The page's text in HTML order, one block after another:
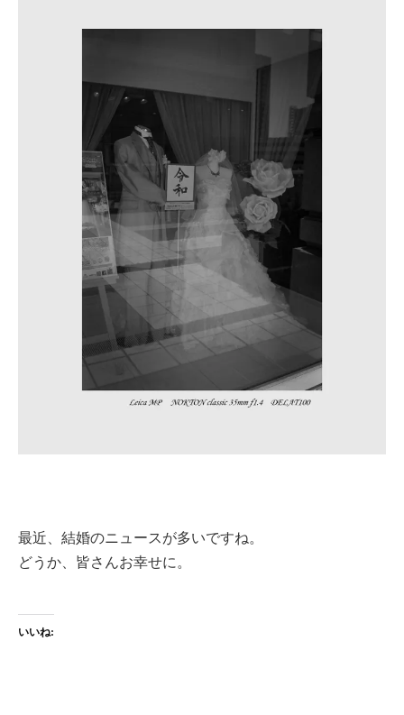
最近、結婚のニュースが多いですね。
どうか、皆さんお幸せに。
いいね: